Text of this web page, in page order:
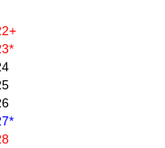
+
*
*